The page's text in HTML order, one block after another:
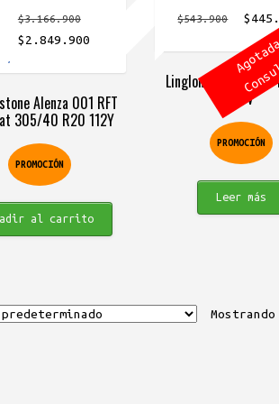
Alenza 001 RFT
305/40 R20 112Y
PROMOCIÓN
$3.166.900
El
precio
era:
$3.166.900.
$2.849.900El
es:
$2.849.900.
al carrito
Linglong L689
114V
PROMOCIÓN
$543.900
El
precio
era:
$
Leer más